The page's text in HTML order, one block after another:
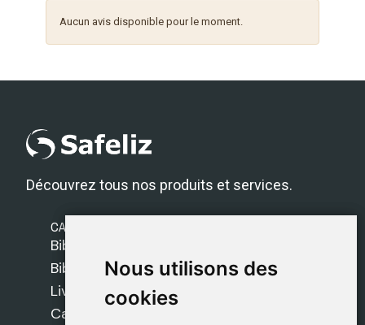
Nous utilisons des
cookies
Nous utilisons des
cookies
Aucun avis disponible pour le moment.
Découvrez tous nos produits et services.
CATÉGORIES
Bibles Safeliz
Bibles
Livres
Cadeaux